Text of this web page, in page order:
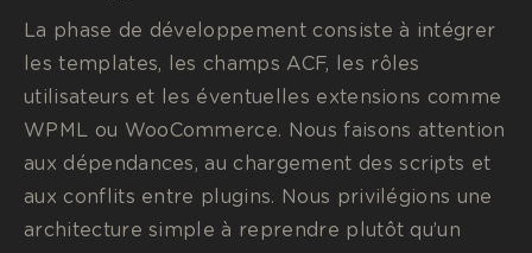
La phase de développement consiste à intégrer
les templates, les champs ACF, les rôles
utilisateurs et les éventuelles extensions comme
WPML ou WooCommerce. Nous faisons attention
aux dépendances, au chargement des scripts et
aux conflits entre plugins. Nous privilégions une
architecture simple à reprendre plutôt qu’un